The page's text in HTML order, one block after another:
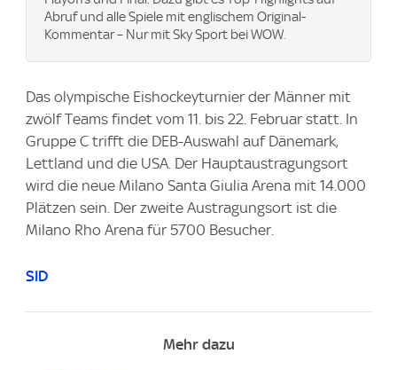
Abruf und alle Spiele mit englischem Original-
Kommentar – Nur mit Sky Sport bei WOW.
Das olympische Eishockeyturnier der Männer mit
zwölf Teams findet vom 11. bis 22. Februar statt. In
Gruppe C trifft die DEB-Auswahl auf Dänemark,
Lettland und die USA. Der Hauptaustragungsort
wird die neue Milano Santa Giulia Arena mit 14.000
Plätzen sein. Der zweite Austragungsort ist die
Milano Rho Arena für 5700 Besucher.
SID
Mehr dazu